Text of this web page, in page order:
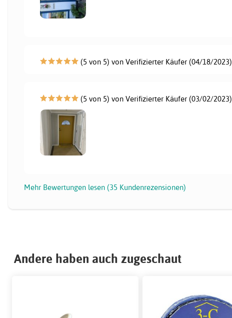
(5 von 5) von Verifizierter Käufer (04/18/2023)
(5 von 5) von Verifizierter Käufer (03/02/2023)
Mehr Bewertungen lesen (35 Kundenrezensionen)
Andere haben auch zugeschaut